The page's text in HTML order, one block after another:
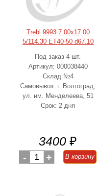
Trebl 9993 7.00x17.00
5/114.30 ET40-50 d67.10
Под заказ 4 шт.
Артикул: 000038440
Склад №4
Самовывоз: г. Волгоград,
ул. им. Менделеева, 51
Срок: 2 дня
3400 ₽
- 1 + В корзину